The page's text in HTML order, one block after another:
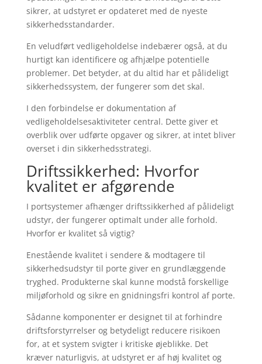
sikrer, at udstyret er opdateret med de nyeste
sikkerhedsstandarder.
En veludført vedligeholdelse indebærer også, at du
hurtigt kan identificere og afhjælpe potentielle
problemer. Det betyder, at du altid har et pålideligt
sikkerhedssystem, der fungerer som det skal.
I den forbindelse er dokumentation af
vedligeholdelsesaktiviteter central. Dette giver et
overblik over udførte opgaver og sikrer, at intet bliver
overset i din sikkerhedsstrategi.
Driftssikkerhed: Hvorfor
kvalitet er afgørende
I portsystemer afhænger driftssikkerhed af pålideligt
udstyr, der fungerer optimalt under alle forhold.
Hvorfor er kvalitet så vigtig?
Enestående kvalitet i sendere & modtagere til
sikkerhedsudstyr til porte giver en grundlæggende
tryghed. Produkterne skal kunne modstå forskellige
miljøforhold og sikre en gnidningsfri kontrol af porte.
Sådanne komponenter er designet til at forhindre
driftsforstyrrelser og betydeligt reducere risikoen
for, at et system svigter i kritiske øjeblikke. Det
kræver naturligvis, at udstyret er af høj kvalitet og